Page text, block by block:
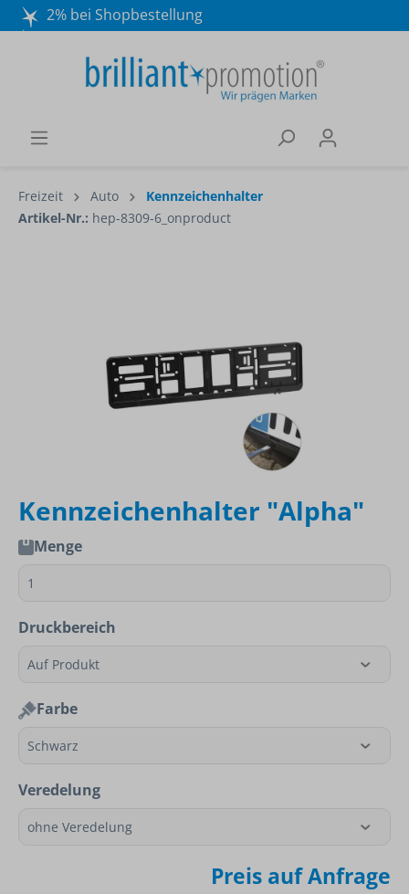
2% bei Shopbestellung
Wir beraten Sie gerne:
040 / 570 18 25 70
Freizeit Auto
Kennzeichenhalter
Artikel-Nr.: hep-8309-6_onproduct
Kennzeichenhalter "Alpha"
Menge
Druckbereich
Farbe
Veredelung
Preis auf Anfrage